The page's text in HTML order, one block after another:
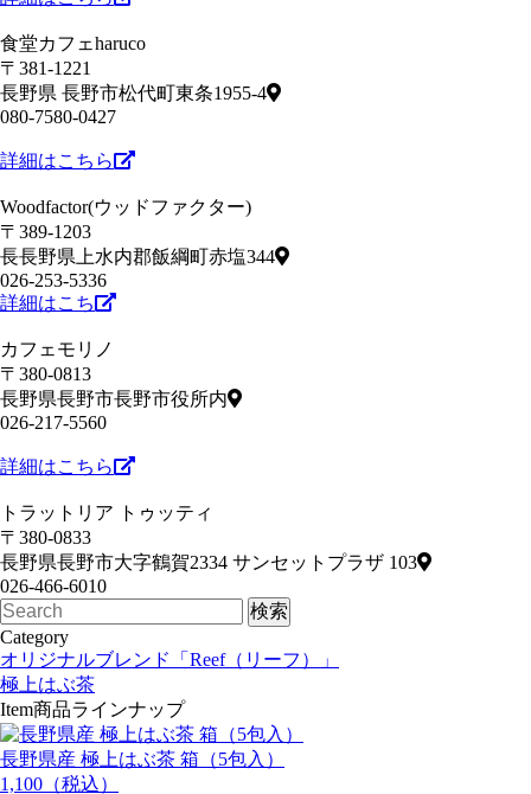
食堂カフェharuco
〒381-1221
長野県 長野市松代町東条1955-4
080-7580-0427
詳細はこちら
Woodfactor(ウッドファクター)
〒389-1203
長長野県上水内郡飯綱町赤塩344
026-253-5336
詳細はこち
カフェモリノ
〒380-0813
長野県長野市長野市役所内
026-217-5560
詳細はこちら
トラットリア トゥッティ
〒380-0833
長野県長野市大字鶴賀2334 サンセットプラザ 103
026-466-6010
Category
オリジナルブレンド「Reef（リーフ）」
極上はぶ茶
Item商品ラインナップ
長野県産 極上はぶ茶 箱（5包入）
1,100（税込）